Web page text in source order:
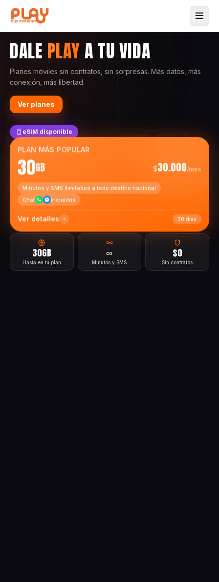
DALE PLAYA TU VIDA
Planes móviles sin contratos, sin sorpresas. Más datos, más
conexión, más libertad.
Ver planes
eSIM disponible
PLAN MÁS POPULAR
30GB $30.000/mes
Minutos y SMS ilimitados a todo destino nacional
Chat
incluidos
Ver detalles 30 días
30GB
Hasta en tu plan
∞
Minutos y SMS
$0
Sin contratos